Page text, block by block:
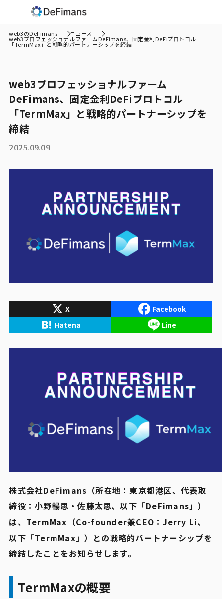
web3のDeFimans ニュース
web3プロフェッショナルファームDeFimans、固定金利DeFiプロトコル
「TermMax」と戦略的パートナーシップを締結
web3プロフェッショナルファーム
DeFimans、固定金利DeFiプロトコル
「TermMax」と戦略的パートナーシップを
締結
2025.09.09
X
Facebook
Hatena
Line
株式会社DeFimans（所在地：東京都港区、代表取
締役：小野暢思・佐藤太思、以下「DeFimans」）
は、TermMax（Co-founder兼CEO：Jerry Li、
以下「TermMax」）との戦略的パートナーシップを
締結したことをお知らせします。
TermMaxの概要